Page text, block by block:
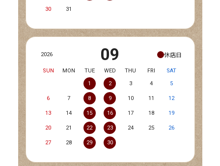
30 31
2026 09 休店日
SUN MON TUE WED THU FRI
SAT
1
2 3 4 5
6 7 8 9 10 11 12
13 14 15 16 17 18 19
20 21 22 23 24 25 26
27 28 29 30